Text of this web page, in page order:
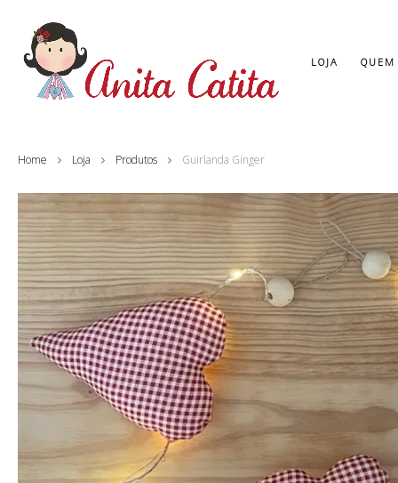
LOJA QUEM
Home Loja Produtos Guirlanda Ginger